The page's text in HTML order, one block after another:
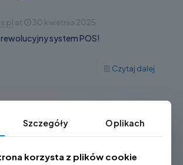
at 30 kwietnia 2025
system POS!
Czytaj dalej
Szczegóły O plikach
korzysta z plików cookie